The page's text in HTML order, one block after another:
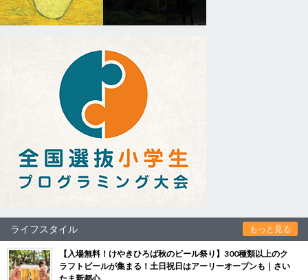
ライフスタイル もっと見る
【入場無料！けやきひろば秋のビール祭り】300種類以上のク
ラフトビールが集まる！土日祝日はアーリーオープンも｜さい